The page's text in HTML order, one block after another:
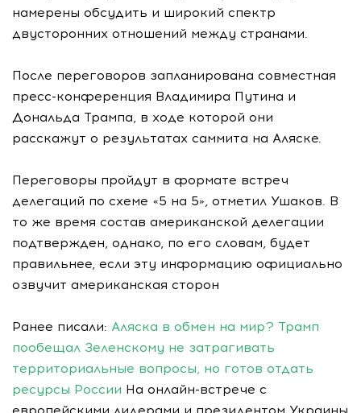
намерены обсудить и широкий спектр
двусторонних отношений между странами.
После переговоров запланирована совместная
пресс-конференция Владимира Путина и
Дональда Трампа, в ходе которой они
расскажут о результатах саммита на Аляске.
Переговоры пройдут в формате встреч
делегаций по схеме «5 на 5», отметил Ушаков. В
то же время состав американской делегации
подтвержден, однако, по его словам, будет
правильнее, если эту информацию официально
озвучит американская сторон
Ранее писали: Аляска в обмен на мир? Трамп
пообещал Зеленскому не затрагивать
территориальные вопросы, но готов отдать
ресурсы России На онлайн-встрече с